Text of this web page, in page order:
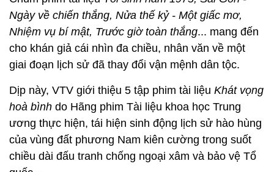
Ngày về chiến thắng, Nửa thế kỷ - Một giấc mơ,
Nhiệm vụ bí mật, Trước giờ toàn thắng... mang đến
cho khán giả cái nhìn đa chiều, nhân văn về một
giai đoạn lịch sử đã thay đổi vận mệnh dân tộc.
Dịp này, VTV giới thiệu 5 tập phim tài liệu Khát vọng
hoà bình do Hãng phim Tài liệu khoa học Trung
ương thực hiện, tái hiện sinh động lịch sử hào hùng
của vùng đất phương Nam kiên cường trong suốt
chiều dài đấu tranh chống ngoại xâm và bảo vệ Tổ